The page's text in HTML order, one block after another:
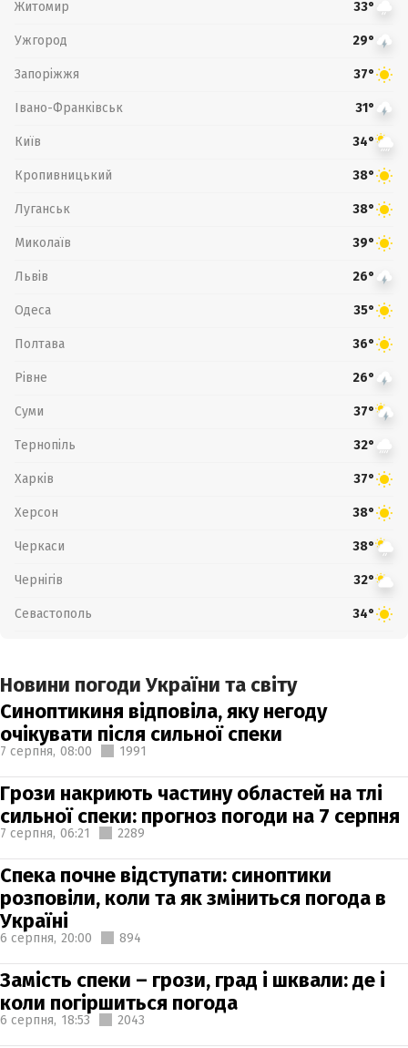
Житомир 33°
Ужгород 29°
Запоріжжя 37°
Івано-Франківськ 31°
Київ 34°
Кропивницький 38°
Луганськ 38°
Миколаїв 39°
Львів 26°
Одеса 35°
Полтава 36°
Рівне 26°
Суми 37°
Тернопіль 32°
Харків 37°
Херсон 38°
Черкаси 38°
Чернігів 32°
Севастополь 34°
Новини погоди України та світу
Синоптикиня відповіла, яку негоду
очікувати після сильної спеки
7 серпня, 08:00 1991
Грози накриють частину областей на тлі
сильної спеки: прогноз погоди на 7 серпня
7 серпня, 06:21 2289
Спека почне відступати: синоптики
розповіли, коли та як зміниться погода в
Україні
6 серпня, 20:00 894
Замість спеки – грози, град і шквали: де і
коли погіршиться погода
6 серпня, 18:53 2043